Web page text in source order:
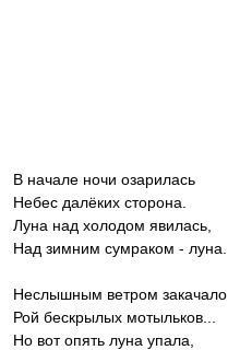
В начале ночи озарилась
Небес далёких сторона.
Луна над холодом явилась,
Над зимним сумраком - луна.
Неслышным ветром закачало
Рой бескрылых мотыльков...
Но вот опять луна упала,